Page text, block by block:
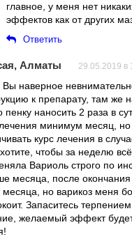
главное, у меня нет
эффектов как от других
Ответить
Алматы 29.05.2019 в
Вы наверное
к препарату, там же
пенку наносить 2 раза в
минимум месяц,
курс лечения в
чтобы за неделю
Вариоль строго по
месяца, после
месяца, но варикоз меня
Запаситесь
желаемый эффект